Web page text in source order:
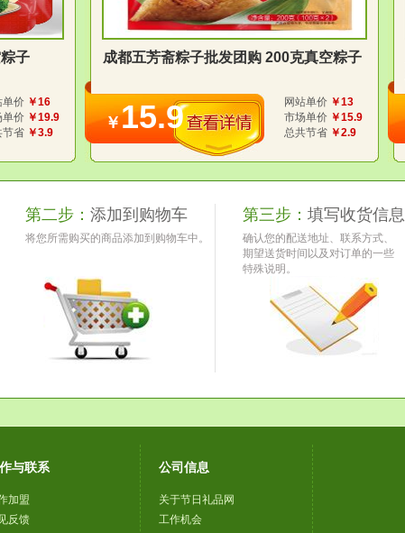
子
单价 ￥16
单价 ￥19.9
节省 ￥3.9
成都五芳斋粽子批发团购 200克真空粽子
￥15.9 网站单价 ￥13
市场单价 ￥15.9
总共节省 ￥2.9
第二步： 添加到购物车
将您所需购买的商品添加到购物车中。
第三步： 填写收货信息
确认您的配送地址、联系方式、
期望送货时间以及对订单的一些
特殊说明。
与联系
加盟
反馈
公司信息
关于节日礼品网
工作机会